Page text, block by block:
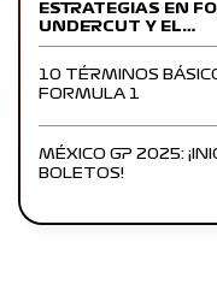
ESTRATEGIAS EN
UNDERCUT Y EL…
10 TÉRMINOS
FORMULA 1
MÉXICO GP 2025:
BOLETOS!